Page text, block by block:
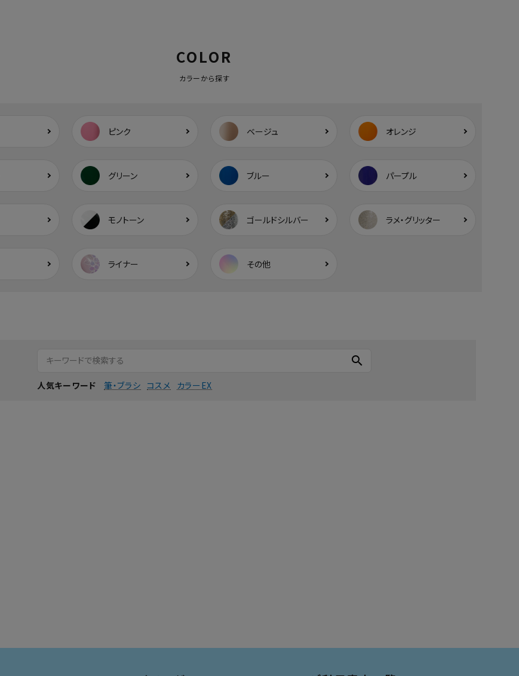
COLOR
カラーから探す
ピンク ベージュ オレンジ
グリーン ブルー パープル
モノトーン ゴールドシルバー ラメ・グリッター
ライナー その他
search
人気キーワード 筆・ブラシ コスメ カラーEX